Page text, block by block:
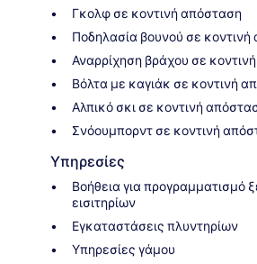
Γκολφ σε κοντινή απόσταση
Ποδηλασία βουνού σε
Αναρρίχηση βράχου σε
Βόλτα με καγιάκ σε κοντινή
Αλπικό σκι σε κοντινή
Σνόουμπορντ σε κοντινή
Υπηρεσίες
Βοήθεια για προγραμματισμό
εισιτηρίων
Εγκαταστάσεις πλυντηρίων
Υπηρεσίες γάμου